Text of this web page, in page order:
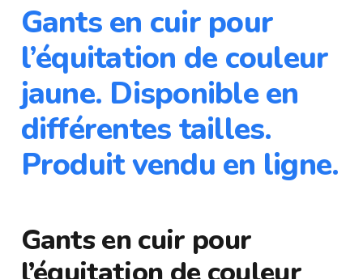
Gants en cuir pour
l’équitation de couleur
jaune. Disponible en
différentes tailles.
Produit vendu en ligne.
Gants en cuir pour